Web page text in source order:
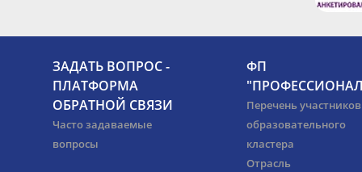
ЗАДАТЬ ВОПРОС -
ПЛАТФОРМА
ОБРАТНОЙ СВЯЗИ
Часто задаваемые
вопросы
ФП
Перечень участников
образовательного
кластера
Отрасль